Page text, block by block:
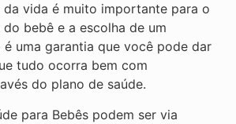
da vida é muito importante para o
bebê e a escolha de um
uma garantia que você pode dar
tudo ocorra bem com
do plano de saúde.
para Bebês podem ser via